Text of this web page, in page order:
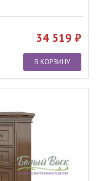
34 519
В КОРЗИНУ